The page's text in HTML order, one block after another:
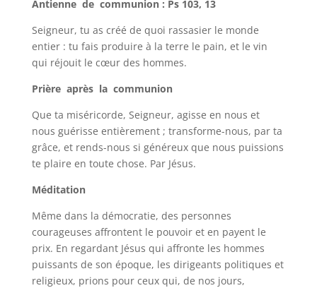
Antienne de communion : Ps 103, 13
Seigneur, tu as créé de quoi rassasier le monde
entier : tu fais produire à la terre le pain, et le vin
qui réjouit le cœur des hommes.
Prière après la communion
Que ta miséricorde, Seigneur, agisse en nous et
nous guérisse entièrement ; transforme-nous, par ta
grâce, et rends-nous si généreux que nous puissions
te plaire en toute chose. Par Jésus.
Méditation
Même dans la démocratie, des personnes
courageuses affrontent le pouvoir et en payent le
prix. En regardant Jésus qui affronte les hommes
puissants de son époque, les dirigeants politiques et
religieux, prions pour ceux qui, de nos jours,